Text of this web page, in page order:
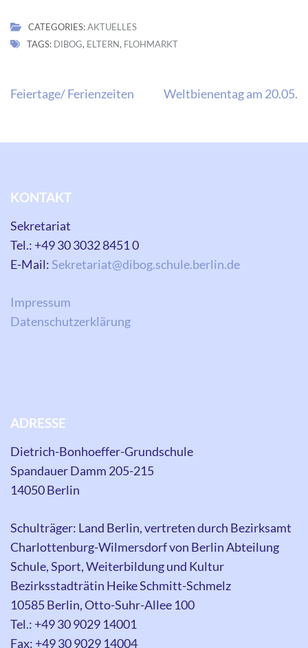
CATEGORIES:AKTUELLES
TAGS: DIBOG, ELTERN, FLOHMARKT
Beitragsnavigation
Feiertage/ Ferienzeiten Weltbienentag am 20.05.
KONTAKT
Sekretariat
Tel.: +49 30 3032 8451 0
E-Mail: Sekretariat@dibog.schule.berlin.de
Impressum
Datenschutzerklärung
ADRESSE
Dietrich-Bonhoeffer-Grundschule
Spandauer Damm 205-215
14050 Berlin
Schulträger: Land Berlin, vertreten durch Bezirksamt
Charlottenburg-Wilmersdorf von Berlin Abteilung
Schule, Sport, Weiterbildung und Kultur
Bezirksstadträtin Heike Schmitt-Schmelz
10585 Berlin, Otto-Suhr-Allee 100
Tel.: +49 30 9029 14001
Fax: +49 30 9029 14004